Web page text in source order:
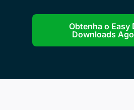
Obtenha o Easy
Downloads